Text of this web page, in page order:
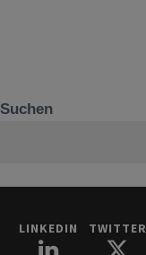
Suchen
LINKEDIN TWITTER